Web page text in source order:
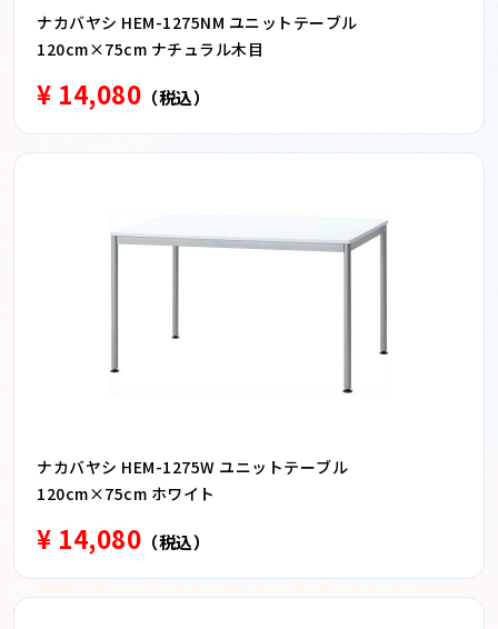
ナカバヤシ HEM-1275NM ユニットテーブル
120cm×75cm ナチュラル木目
¥ 14,080 （税込）
ナカバヤシ HEM-1275W ユニットテーブル
120cm×75cm ホワイト
¥ 14,080 （税込）